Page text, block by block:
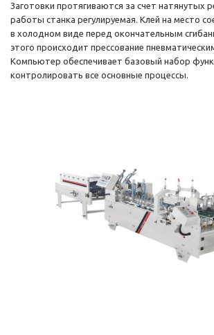
Заготовки протягиваются за счет натянутых
работы станка регулируемая. Клей на место
в холодном виде перед окончательным
этого происходит прессование
Компьютер обеспечивает базовый набор
контролировать все основные процессы.